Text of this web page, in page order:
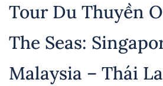
Tour Du Thuyền
The Seas:
Malaysia – Thái